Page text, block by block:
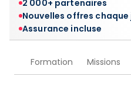
2 000+ partenaires
Nouvelles offres
Assurance incluse
Formation Missions